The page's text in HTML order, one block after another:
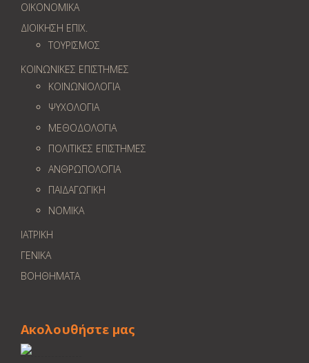
ΟΙΚΟΝΟΜΙΚΑ
ΔΙΟΙΚΗΣΗ ΕΠΙΧ.
ΤΟΥΡΙΣΜΟΣ
ΚΟΙΝΩΝΙΚΕΣ ΕΠΙΣΤΗΜΕΣ
ΚΟΙΝΩΝΙΟΛΟΓΙΑ
ΨΥΧΟΛΟΓΙΑ
ΜΕΘΟΔΟΛΟΓΙΑ
ΠΟΛΙΤΙΚΕΣ ΕΠΙΣΤΗΜΕΣ
ΑΝΘΡΩΠΟΛΟΓΙΑ
ΠΑΙΔΑΓΩΓΙΚΗ
ΝΟΜΙΚΑ
ΙΑΤΡΙΚΗ
ΓΕΝΙΚΑ
ΒΟΗΘΗΜΑΤΑ
Ακολουθήστε μας